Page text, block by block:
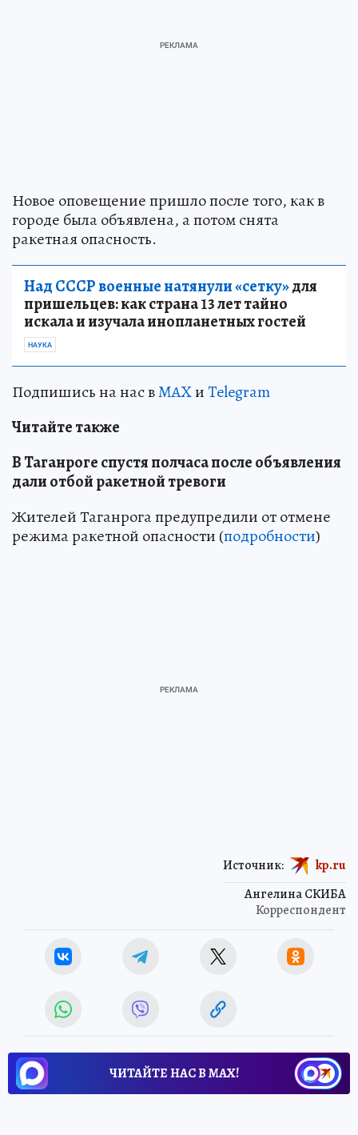
Новое оповещение пришло после того, как в
городе была объявлена, а потом снята
ракетная опасность.
Над СССР военные натянули «сетку»для
пришельцев: как страна 13 лет тайно
искала и изучала инопланетных гостей
НАУКА
Подпишись на нас вMAXиTelegram
Читайте также
В Таганроге спустя полчаса после объявления
дали отбой ракетной тревоги
Жителей Таганрога предупредили от отмене
режима ракетной опасности (подробности)
Ангелина СКИБА
Корреспондент
Источник: kp.ru
ЧИТАЙТЕ НАС В МАХ!